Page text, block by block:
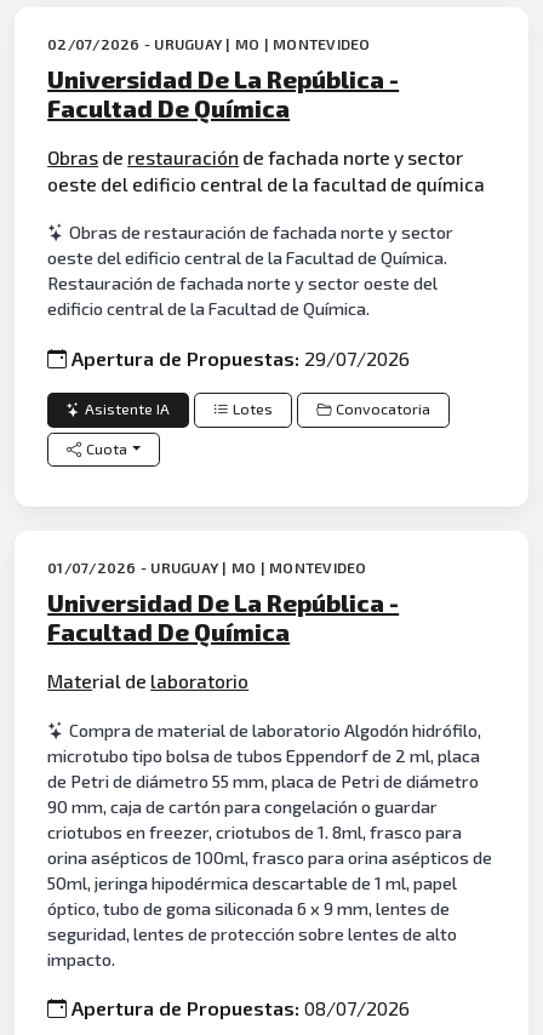
02/07/2026 - URUGUAY | MO | MONTEVIDEO
Universidad De La República -
Facultad De Química
Obras de restauración de fachada norte y sector
oeste del edificio central de la facultad de química
Obras de restauración de fachada norte y sector
oeste del edificio central de la Facultad de Química.
Restauración de fachada norte y sector oeste del
edificio central de la Facultad de Química.
Apertura de Propuestas: 29/07/2026
Asistente IA Lotes Convocatoria
Cuota
01/07/2026 - URUGUAY | MO | MONTEVIDEO
Universidad De La República -
Facultad De Química
Material de laboratorio
Compra de material de laboratorio Algodón hidrófilo,
microtubo tipo bolsa de tubos Eppendorf de 2 ml, placa
de Petri de diámetro 55 mm, placa de Petri de diámetro
90 mm, caja de cartón para congelación o guardar
criotubos en freezer, criotubos de 1. 8ml, frasco para
orina asépticos de 100ml, frasco para orina asépticos de
50ml, jeringa hipodérmica descartable de 1 ml, papel
óptico, tubo de goma siliconada 6 x 9 mm, lentes de
seguridad, lentes de protección sobre lentes de alto
impacto.
Apertura de Propuestas:08/07/2026